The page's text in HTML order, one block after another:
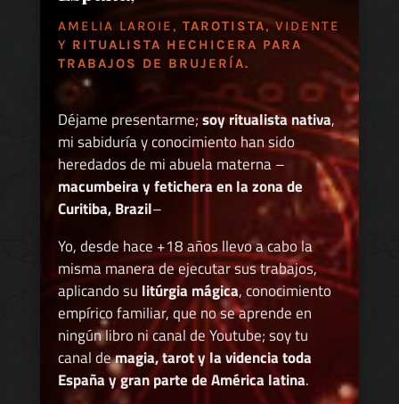
AMELIA LAROIE, TAROTISTA, VIDENTE
Y RITUALISTA HECHICERA PARA
TRABAJOS DE BRUJERÍA.
Déjame presentarme;soy ritualista nativa,
mi sabiduría y conocimiento han sido
heredados de mi abuela materna –
macumbeira y fetichera en la zona de
Curitiba, Brazil–
Yo, desde hace +18 años llevo a cabo la
misma manera de ejecutar sus trabajos,
aplicando su litúrgia mágica, conocimiento
empírico familiar, que no se aprende en
ningún libro ni canal de Youtube; soy tu
canal demagia, tarot y la videncia toda
España y gran parte de América latina.